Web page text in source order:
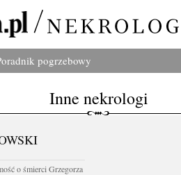
pogrzebowy
Inne nekrologi
o śmierci Grzegorza